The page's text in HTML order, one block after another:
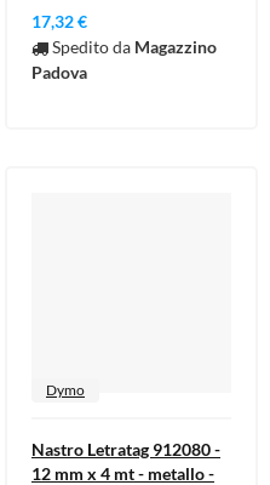
17,32 €
Spedito da Magazzino
Padova
Dymo
Nastro Letratag 912080 -
12 mm x 4 mt - metallo -